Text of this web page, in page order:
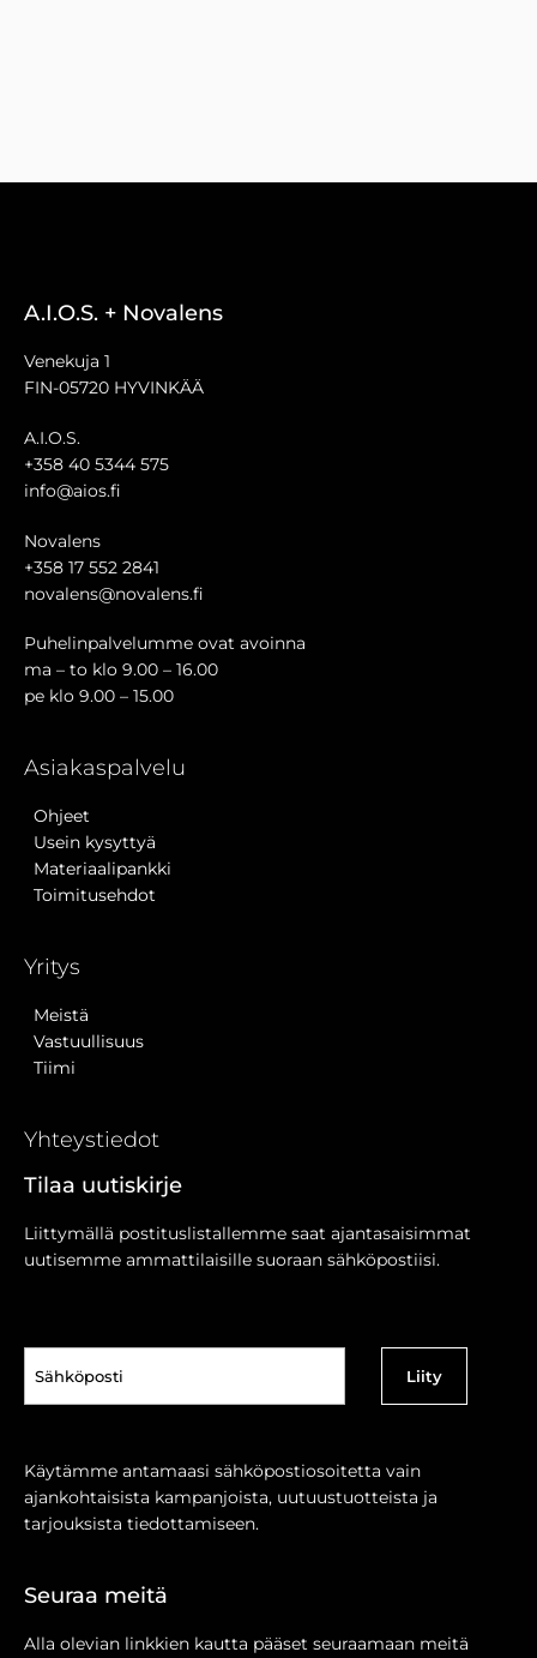
A.I.O.S. + Novalens
Venekuja 1
FIN-05720 HYVINKÄÄ
A.I.O.S.
+358 40 5344 575
info@aios.fi
Novalens
+358 17 552 2841
novalens@novalens.fi
Puhelinpalvelumme ovat avoinna
ma – to klo 9.00 – 16.00
pe klo 9.00 – 15.00
Asiakaspalvelu
Ohjeet
Usein kysyttyä
Materiaalipankki
Toimitusehdot
Yritys
Meistä
Vastuullisuus
Tiimi
Yhteystiedot
Tilaa uutiskirje
Liittymällä postituslistallemme saat ajantasaisimmat
uutisemme ammattilaisille suoraan sähköpostiisi.
(Pakollinen)
Käytämme antamaasi sähköpostiosoitetta vain
ajankohtaisista kampanjoista, uutuustuotteista ja
tarjouksista tiedottamiseen.
Seuraa meitä
Alla olevian linkkien kautta pääset seuraamaan meitä